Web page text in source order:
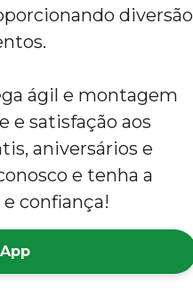
diversão
ágil e montagem
e satisfação aos
aniversários e
e tenha a
confiança!